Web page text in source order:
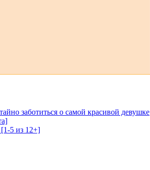
заботиться о самой красивой девушке
5 из 12+]